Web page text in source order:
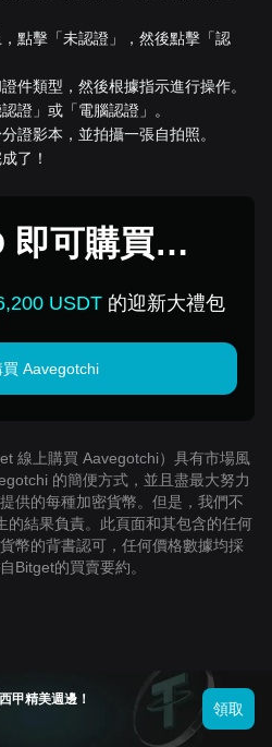
點擊「未認證」，然後點擊「認
件類型，然後根據指示進行操作。
證」或「電腦認證」。
證影本，並拍攝一張自拍照。
了！
即可購買
USDT的迎新大禮包
買 Aavegotchi
線上購買 Aavegotchi）具有市場風
的簡便方式，並且盡最大努力
供的每種加密貨幣。但是，我們不
的結果負責。此頁面和其包含的任何
幣的背書認可，任何價格數據均採
Bitget的買賣要約。
甲精美週邊！
領取